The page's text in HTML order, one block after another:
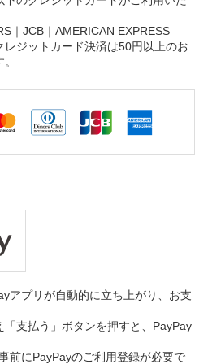
｜JCB｜AMERICAN EXPRESS
ジットカード決済は50円以上のお
アプリが自動的に立ち上がり、お支
支払う」ボタンを押すと、PayPay
前にPayPayのご利用登録が必要で